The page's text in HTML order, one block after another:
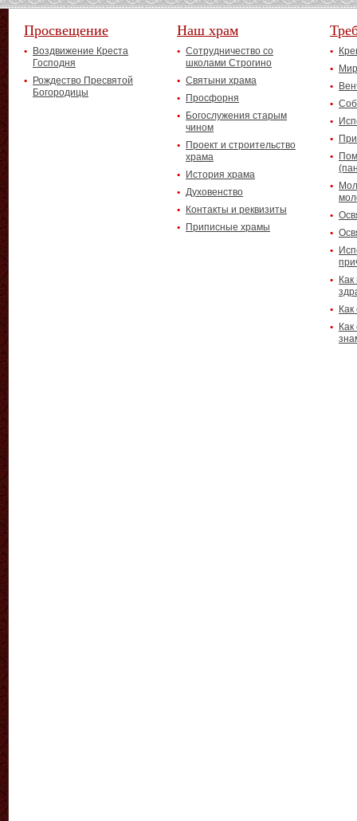
Просвещение
Воздвижение Креста
Господня
Рождество Пресвятой
Богородицы
Наш храм
Сотрудничество со
школами Строгино
Святыни храма
Просфорня
Богослужения старым
чином
Проект и строительство
храма
История храма
Духовенство
Контакты и реквизиты
Приписные храмы
Как